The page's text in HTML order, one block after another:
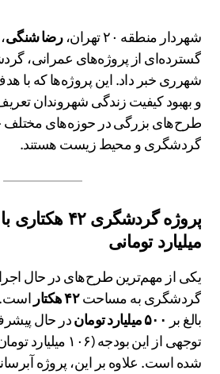
شهردار منطقه ۲۰ تهران، رضا شنگی
گسترده‌ای از پروژه‌های عمرانی،
شهرری خبر داد. این پروژه‌ها که با
و بهبود کیفیت زندگی شهروندان
طرح‌های بزرگی در حوزه‌های
گردشگری و محیط زیست هستند.
میلیارد تومانی
یکی از مهم‌ترین طرح‌های در حال
گردشگری به مساحت۴۲ هکتار
است.
بالغ بر ۵۰۰ میلیارد تومان
در حال
توجهی از این بودجه
شده است. علاوه بر این، پروژه